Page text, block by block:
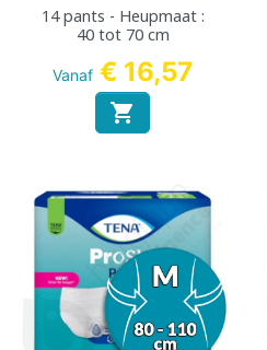
14 pants - Heupmaat :
40 tot 70 cm
Vanaf € 16,57
